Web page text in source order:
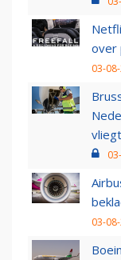
over
03-
03-